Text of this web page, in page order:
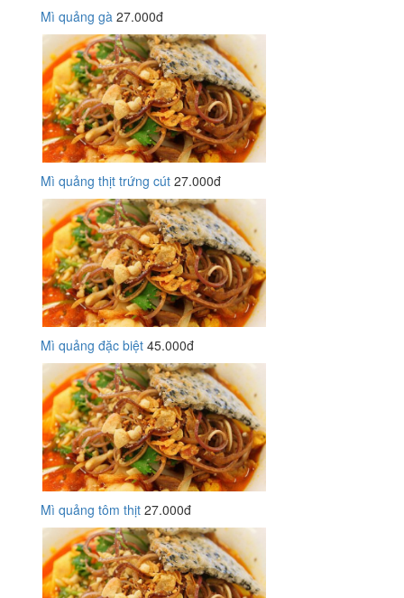
Mì quảng gà 27.000đ
Mì quảng thịt trứng cút 27.000đ
Mì quảng đặc biệt 45.000đ
Mì quảng tôm thịt 27.000đ